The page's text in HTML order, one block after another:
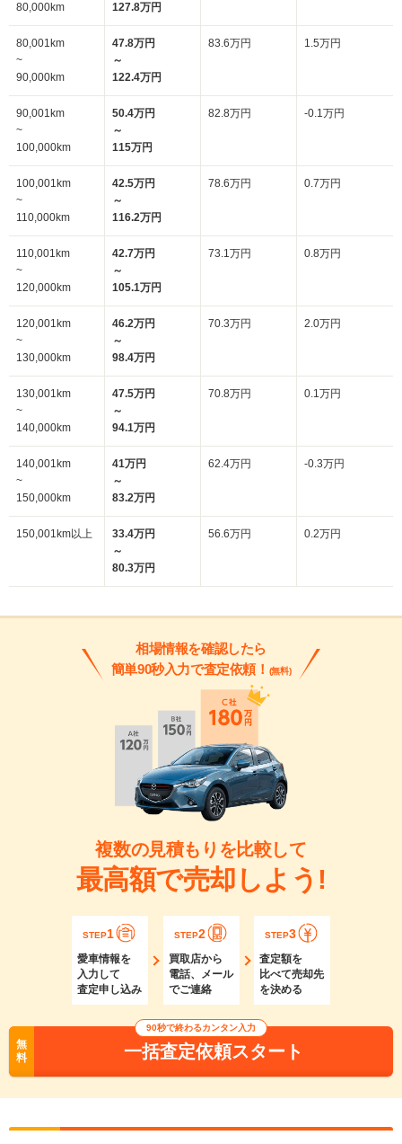
80,000km
127.8万円
80,001km
~
90,000km
47.8万円
～
122.4万円
83.6万円 1.5万円
90,001km
~
100,000km
50.4万円
～
115万円
82.8万円 -0.1万円
100,001km
~
110,000km
42.5万円
～
116.2万円
78.6万円 0.7万円
110,001km
~
120,000km
42.7万円
～
105.1万円
73.1万円 0.8万円
120,001km
~
130,000km
46.2万円
～
98.4万円
70.3万円 2.0万円
130,001km
~
140,000km
47.5万円
～
94.1万円
70.8万円 0.1万円
140,001km
~
150,000km
41万円
～
83.2万円
62.4万円 -0.3万円
150,001km以上
33.4万円
～
80.3万円
56.6万円 0.2万円
相場情報を確認したら
簡単90秒入力で査定依頼！ (無料)
複数の見積もりを比較して
最高額で売却しよう!
STEP1
愛車情報を
入力して
査定申し込み
STEP2
買取店から
電話、メール
でご連絡
STEP3
査定額を
比べて売却先
を決める
無
料
90秒で終わるカンタン入力
一括査定依頼スタート